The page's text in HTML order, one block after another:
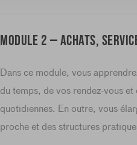
Module 2 — Achats,
Dans ce module, vous
du temps, de vos rendez-vous
quotidiennes. En outre, vous
proche et des structures